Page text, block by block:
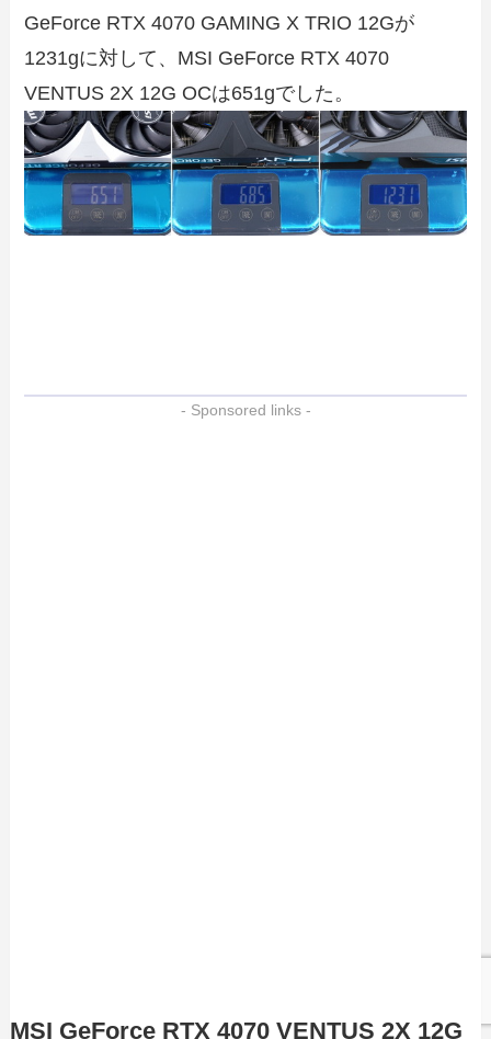
GeForce RTX 4070 GAMING X TRIO 12Gが
1231gに対して、MSI GeForce RTX 4070
VENTUS 2X 12G OCは651gでした。
- Sponsored links -
MSI GeForce RTX 4070 VENTUS 2X 12G